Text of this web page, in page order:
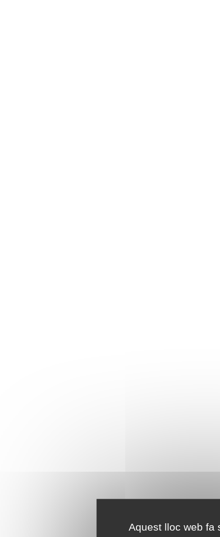
Aquest lloc web fa